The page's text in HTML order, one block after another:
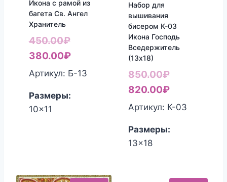
Икона с рамой из
багета Св. Ангел
Хранитель
450.00₽Первоначальная
цена
составляла
380.00₽Текущая
цена:
Артикул: Б-13
Размеры:
10x11
Набор для
вышивания
бисером К-03
Икона Господь
Вседержитель
(13х18)
850.00₽
цена
составляла
820.00₽Текущая
цена:
Артикул: К-03
Размеры:
13x18